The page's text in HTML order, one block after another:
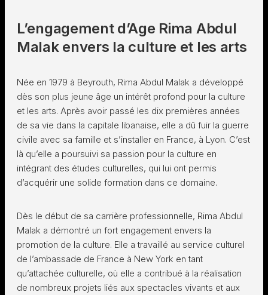
L’engagement d’Age Rima Abdul
Malak envers la culture et les arts
Née en 1979 à Beyrouth, Rima Abdul Malak a développé
dès son plus jeune âge un intérêt profond pour la culture
et les arts. Après avoir passé les dix premières années
de sa vie dans la capitale libanaise, elle a dû fuir la guerre
civile avec sa famille et s’installer en France, à Lyon. C’est
là qu’elle a poursuivi sa passion pour la culture en
intégrant des études culturelles, qui lui ont permis
d’acquérir une solide formation dans ce domaine.
Dès le début de sa carrière professionnelle, Rima Abdul
Malak a démontré un fort engagement envers la
promotion de la culture. Elle a travaillé au service culturel
de l’ambassade de France à New York en tant
qu’attachée culturelle, où elle a contribué à la réalisation
de nombreux projets liés aux spectacles vivants et aux